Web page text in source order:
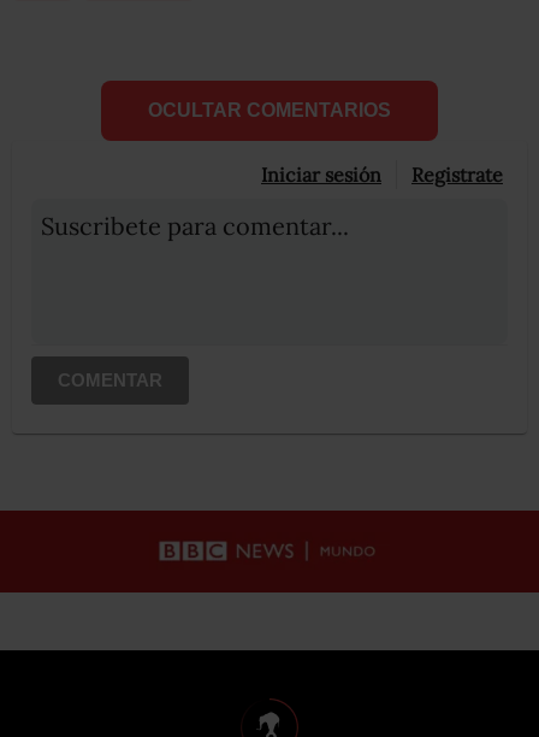
OCULTAR COMENTARIOS
Iniciar sesión Registrate
Suscribete para comentar...
COMENTAR